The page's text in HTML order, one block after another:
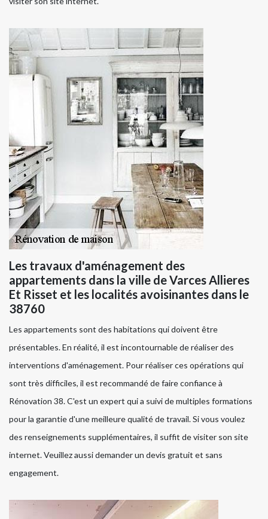
Les travaux d'aménagement des
appartements dans la ville de Varces Allieres
Et Risset et les localités avoisinantes dans le
38760
Les appartements sont des habitations qui doivent être
présentables. En réalité, il est incontournable de réaliser des
interventions d'aménagement. Pour réaliser ces opérations qui
sont très difficiles, il est recommandé de faire confiance à
Rénovation 38. C'est un expert qui a suivi de multiples formations
pour la garantie d'une meilleure qualité de travail. Si vous voulez
des renseignements supplémentaires, il suffit de visiter son site
internet. Veuillez aussi demander un devis gratuit et sans
engagement.